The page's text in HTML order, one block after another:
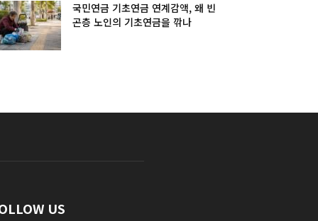
국민연금 기초연금 연계감액, 왜 빈
곤층 노인의 기초연금을 깎나
US